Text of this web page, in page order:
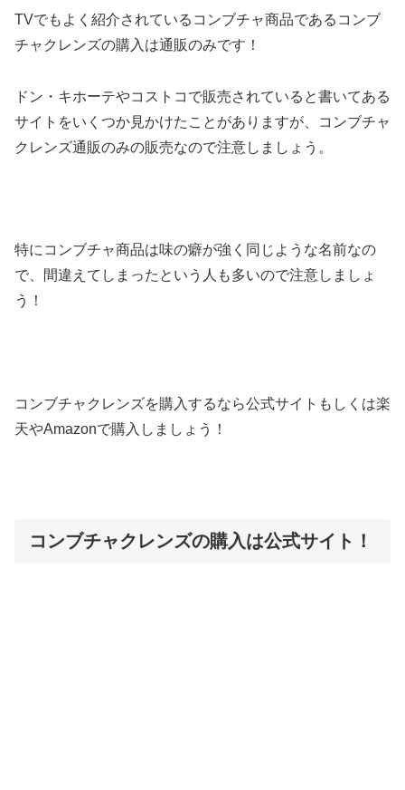
TVでもよく紹介されているコンブチャ商品であるコンブ
チャクレンズの購入は通販のみです！
ドン・キホーテやコストコで販売されていると書いてある
サイトをいくつか見かけたことがありますが、コンブチャ
クレンズ通販のみの販売なので注意しましょう。
特にコンブチャ商品は味の癖が強く同じような名前なの
で、間違えてしまったという人も多いので注意しましょ
う！
コンブチャクレンズを購入するなら公式サイトもしくは楽
天やAmazonで購入しましょう！
コンブチャクレンズの購入は公式サイト！